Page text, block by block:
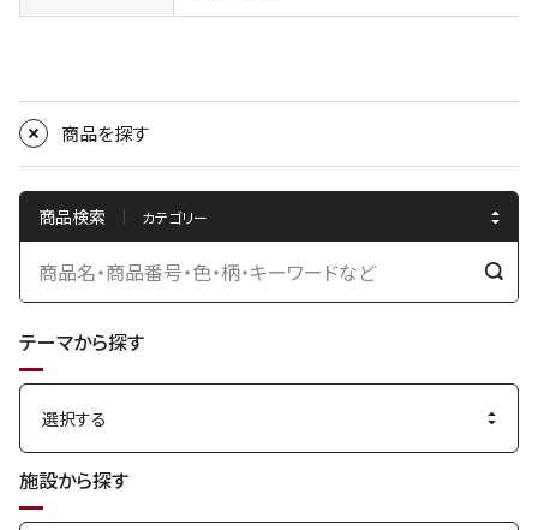
商品を探す
商品検索
検
テーマから探す
施設から探す